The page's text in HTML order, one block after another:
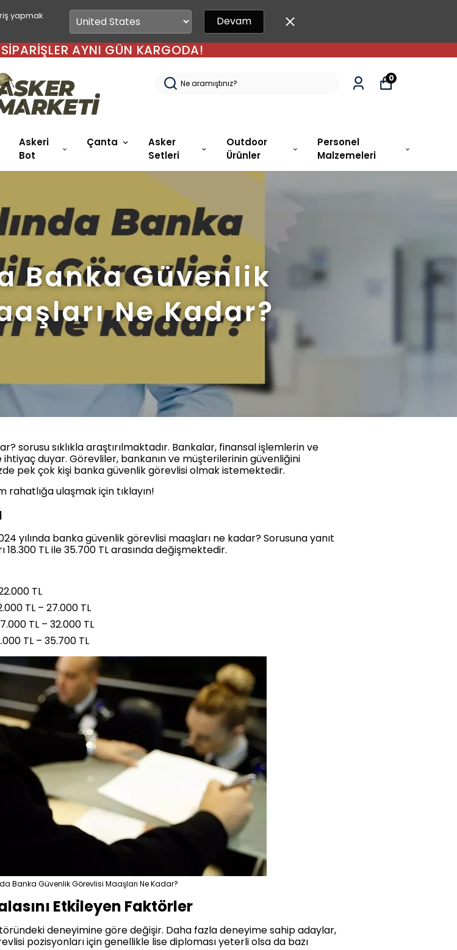
yapmak
Devam
AYNI GÜN KARGODA!
Askeri
Bot
Çanta
Asker
Setleri
Outdoor
Ürünler
Personel
Malzemeleri
0
Banka Güvenlik
Ne Kadar?
sorusu sıklıkla araştırılmaktadır. Bankalar, finansal işlemlerin ve
duyar. Görevliler, bankanın ve müşterilerinin güvenliğini
pek çok kişi banka güvenlik görevlisi olmak istemektedir.
rahatlığa ulaşmak için tıklayın!
yılında banka güvenlik görevlisi maaşları ne kadar? Sorusuna yanıt
TL ile 35.700 TL arasında değişmektedir.
TL
TL – 27.000 TL
TL – 32.000 TL
TL – 35.700 TL
Banka Güvenlik Görevlisi Maaşları Ne Kadar?
Etkileyen Faktörler
deneyimine göre değişir. Daha fazla deneyime sahip adaylar,
pozisyonları için genellikle lise diploması yeterli olsa da bazı